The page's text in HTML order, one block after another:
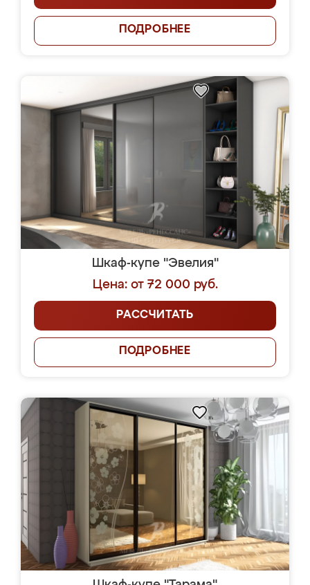
ПОДРОБНЕЕ
Шкаф-купе "Эвелия"
Цена: от 72 000 руб.
РАССЧИТАТЬ
ПОДРОБНЕЕ